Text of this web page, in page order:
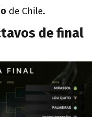
de Chile.
de final